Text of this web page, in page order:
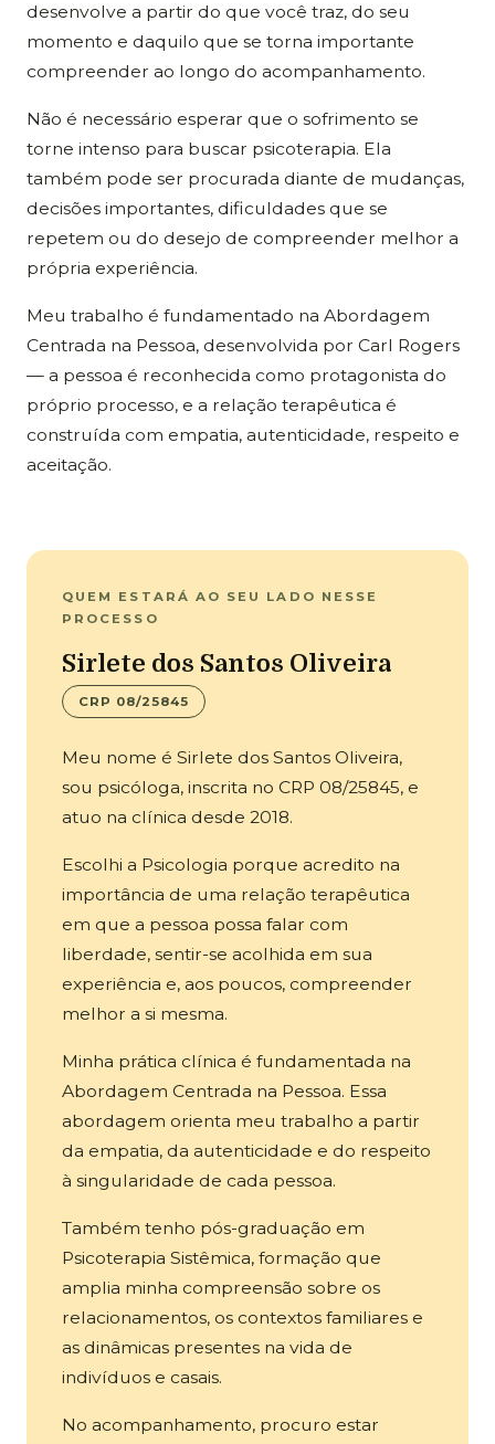
desenvolve a partir do que você traz, do seu
momento e daquilo que se torna importante
compreender ao longo do acompanhamento.
Não é necessário esperar que o sofrimento se
torne intenso para buscar psicoterapia. Ela
também pode ser procurada diante de mudanças,
decisões importantes, dificuldades que se
repetem ou do desejo de compreender melhor a
própria experiência.
Meu trabalho é fundamentado na Abordagem
Centrada na Pessoa, desenvolvida por Carl Rogers
— a pessoa é reconhecida como protagonista do
próprio processo, e a relação terapêutica é
construída com empatia, autenticidade, respeito e
aceitação.
QUEM ESTARÁ AO SEU LADO NESSE
PROCESSO
Sirlete dos Santos Oliveira
CRP 08/25845
Meu nome é Sirlete dos Santos Oliveira,
sou psicóloga, inscrita no CRP 08/25845, e
atuo na clínica desde 2018.
Escolhi a Psicologia porque acredito na
importância de uma relação terapêutica
em que a pessoa possa falar com
liberdade, sentir-se acolhida em sua
experiência e, aos poucos, compreender
melhor a si mesma.
Minha prática clínica é fundamentada na
Abordagem Centrada na Pessoa. Essa
abordagem orienta meu trabalho a partir
da empatia, da autenticidade e do respeito
à singularidade de cada pessoa.
Também tenho pós-graduação em
Psicoterapia Sistêmica, formação que
amplia minha compreensão sobre os
relacionamentos, os contextos familiares e
as dinâmicas presentes na vida de
indivíduos e casais.
No acompanhamento, procuro estar